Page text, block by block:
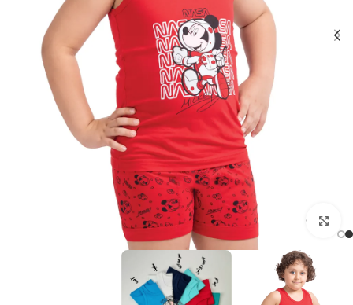
بزرگنمایی تصویر